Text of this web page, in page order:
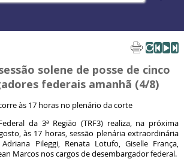
solene de posse de cinco
federais amanhã (4/8)
às 17 horas no plenário da corte
da 3ª Região (TRF3) realiza, na próxima
às 17 horas, sessão plenária extraordinária
Pileggi, Renata Lotufo, Giselle França,
Marcos nos cargos de desembargador federal.